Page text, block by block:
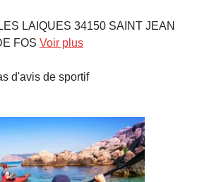
LAIQUES 34150 SAINT JEAN
FOS Voir plus
d'avis de sportif